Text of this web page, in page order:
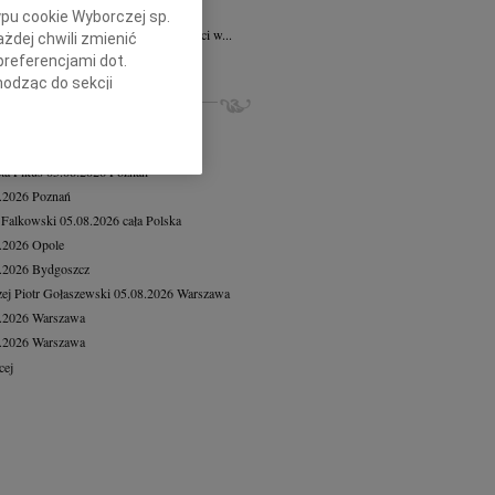
Lesia Leś 29.05.2026Kraków
przyjęliśmy informację o śmierci w...
NEKROLOGI, KONDOLENCJE
Fikus05.08.2026Poznań
Poznań
05.08.2026cała Polska
Opole
Bydgoszcz
Piotr Gołaszewski 05.08.2026Warszawa
Warszawa
Warszawa
cookie Wyborczej sp.
chwili zmienić
dot.
do sekcji
przeglądarki.
identyfikacji.
pomiar reklam i